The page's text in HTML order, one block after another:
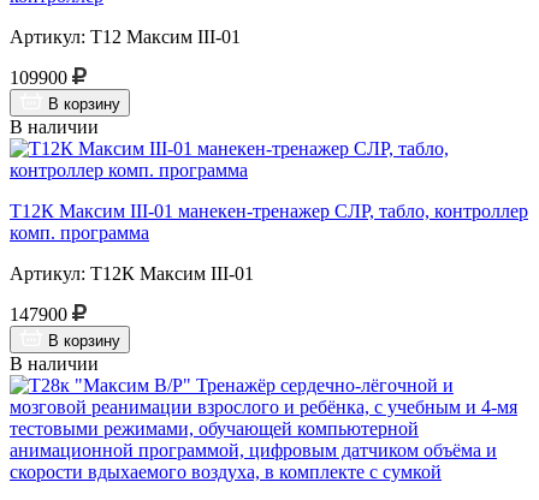
Артикул: Т12 Максим III-01
109900
В корзину
В наличии
Т12К Максим III-01 манекен-тренажер СЛР, табло, контроллер
комп. программа
Артикул: Т12К Максим III-01
147900
В корзину
В наличии